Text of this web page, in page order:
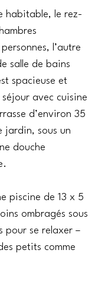
habitable, le rez-
l’autre
salle de bains
spacieuse et
séjour avec cuisine
d’environ 35
jardin, sous un
douche
piscine de 13 x 5
ombragés sous
pour se relaxer –
petits comme